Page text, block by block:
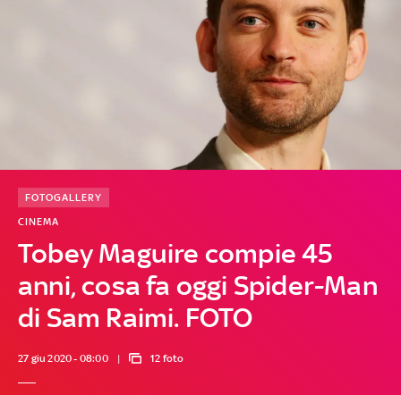
Tobey Maguire compie 45
anni, cosa fa oggi Spider-Man
di Sam Raimi. FOTO
CINEMA
FOTOGALLERY
27 giu 2020 - 08:00 12 foto